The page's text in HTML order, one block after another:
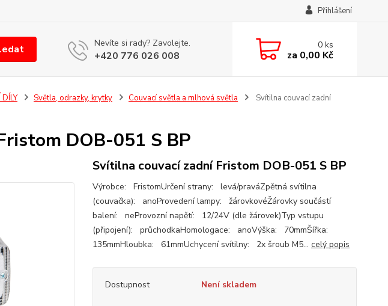
Přihlášení
Nevíte si rady? Zavolejte.
+420 776 026 008
0ks
za 0,00 Kč
Světla, odrazky, krytky Couvací světla a mlhová světla
Svítilna couvací zadní
DOB-051 S BP
Svítilna couvací zadní Fristom DOB-051 S BP
Výrobce: FristomUrčení strany: levá/praváZpětná svítilna
(couvačka): anoProvedení lampy: žárovkovéŽárovky součástí
balení: neProvozní napětí: 12/24V (dle žárovek)Typ vstupu
(připojení): průchodkaHomologace: anoVýška: 70mmŠířka:
135mmHloubka: 61mmUchycení svítilny: 2x šroub M5... celý popis
Dostupnost Není skladem